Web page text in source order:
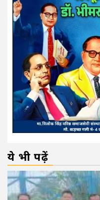
ये भी पढ़ें